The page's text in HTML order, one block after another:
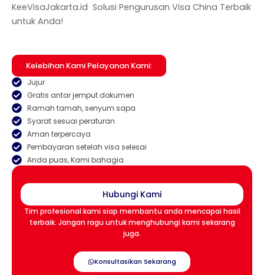
KeeVisaJakarta.id Solusi Pengurusan Visa China Terbaik
untuk Anda!
Kelebihan Kami Pelayanan Kami:
Jujur
Gratis antar jemput dokumen
Ramah tamah, senyum sapa
Syarat sesuai peraturan
Aman terpercaya
Pembayaran setelah visa selesai
Anda puas, Kami bahagia
Hubungi Kami
Tim profesional kami siap membantu anda mencapai hasil
terbaik. Jangan ragu untuk menghubungi kami sekarang
juga.
Konsultasikan Sekarang